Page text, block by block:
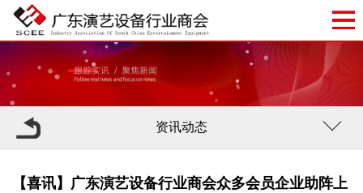
资讯动态
【喜讯】广东演艺设备行业商会众多会员企业助阵上